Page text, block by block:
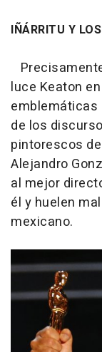
IÑÁRRITU Y
luce Keaton
emblemáticas
de los
pintorescos
Alejandro
al mejor
él y huelen
mexicano.